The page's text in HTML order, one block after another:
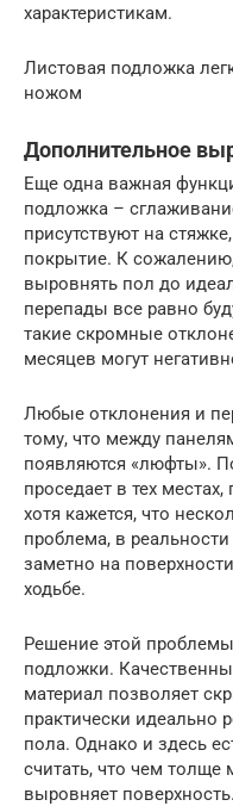
характеристикам.
Листовая подложка
ножом
Дополнительное
Еще одна важная
подложка –
присутствуют на
покрытие. К
выровнять пол до
перепады все равно
такие скромные
месяцев могут
Любые отклонения и
тому, что между
появляются «люфты».
проседает в тех
хотя кажется, что
проблема, в
заметно на
ходьбе.
Решение этой
подложки.
материал позволяет
практически идеально
пола. Однако и здесь
считать, что чем толще
выровняет поверхность.